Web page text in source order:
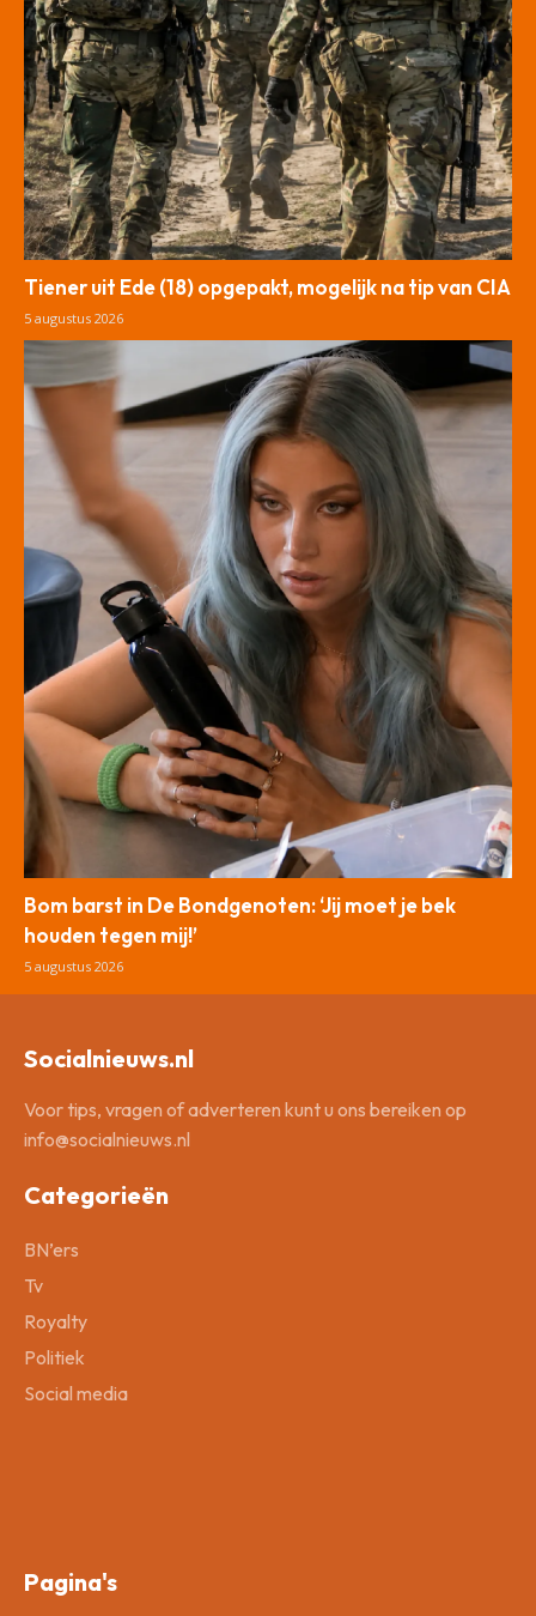
Tiener uit Ede (18) opgepakt, mogelijk na tip van CIA
5 augustus 2026
Bom barst in De Bondgenoten: ‘Jij moet je bek
houden tegen mij!’
5 augustus 2026
Socialnieuws.nl
Voor tips, vragen of adverteren kunt u ons bereiken op
info@socialnieuws.nl
Categorieën
BN’ers
Tv
Royalty
Politiek
Social media
Pagina's